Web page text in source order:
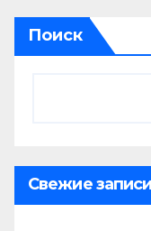
Поиск
Свежие записи